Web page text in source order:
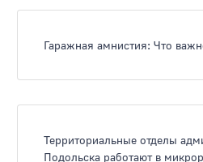
Гаражная амнистия: Что
Территориальные отделы
Подольска работают в